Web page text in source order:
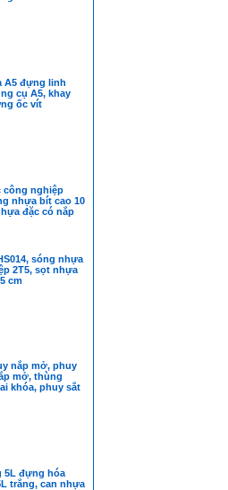
A5 đựng linh
cụ A5, khay
ốc vít
công nghiệp
nhựa bít cao 10
đặc có nắp
sóng nhựa
2T5, sọt nhựa
cm
nắp mở, phuy
mở, thùng
khóa, phuy sắt
5L đựng hóa
trắng, can nhựa